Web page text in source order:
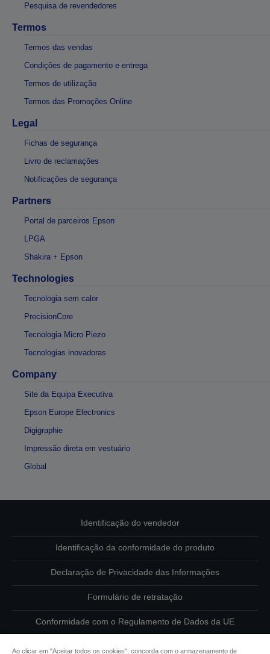
Pesquisa de revendedores
Termos
Termos das vendas
Condições de pagamento e entrega
Termos de utilização
Termos das Promoções Online
Legal
Fichas de segurança
Livro de reclamações
Notificações de segurança
Partners
Portal de parceiros Epson
LPGA
Shakira + Epson
Technologies
Tecnologia sem calor
PrecisionCore
Tecnologia Micro Piezo
Tecnologias inovadoras
Company
Site da Equipa Executiva
Epson Europe Electronics
Digigraphie
Impressão direta em vestuário
Global
Identificação do vendedor
Identificação da conformidade do produto
Declaração de Privacidade das Informações
Formulário de retratação
Conformidade com o Regulamento de Dados da UE
Ao clicar em "Aceitar todos os cookies", concorda com o armazenamento de